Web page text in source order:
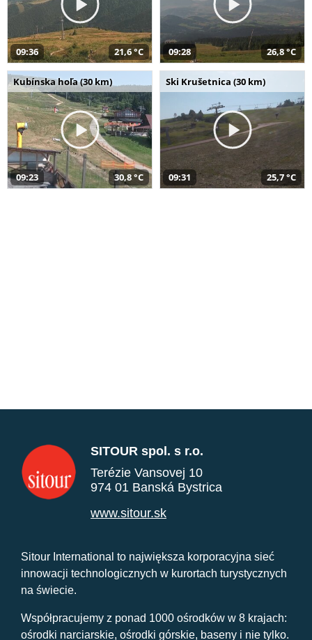
09:36 21,6 °C 09:28 26,8 °C
Kubínska hoľa (30 km)
09:23 30,8 °C
Ski Krušetnica (30 km)
09:31 25,7 °C
SITOUR spol. s r.o.
Terézie Vansovej 10
974 01 Banská Bystrica
www.sitour.sk
Sitour International to największa korporacyjna sieć
innowacji technologicznych w kurortach turystycznych
na świecie.
Współpracujemy z ponad 1000 ośrodków w 8 krajach:
ośrodki narciarskie, ośrodki górskie, baseny i nie tylko.